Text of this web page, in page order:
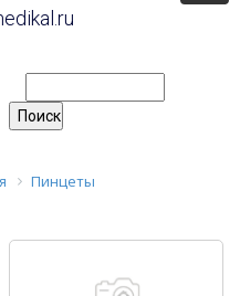
Пинцеты